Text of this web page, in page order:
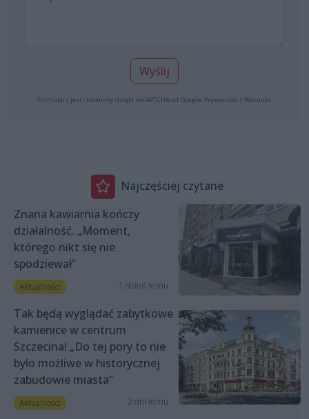
Wyślij
Formularz jest chroniony dzięki reCAPTCHA od Google: Prywatność | Warunki
Najczęściej czytane
Znana kawiarnia kończy
działalność. „Moment,
którego nikt się nie
spodziewał”
Aktualności 1 dzień temu
Tak będą wyglądać zabytkowe
kamienice w centrum
Szczecina! „Do tej pory to nie
było możliwe w historycznej
zabudowie miasta”
Aktualności 2 dni temu